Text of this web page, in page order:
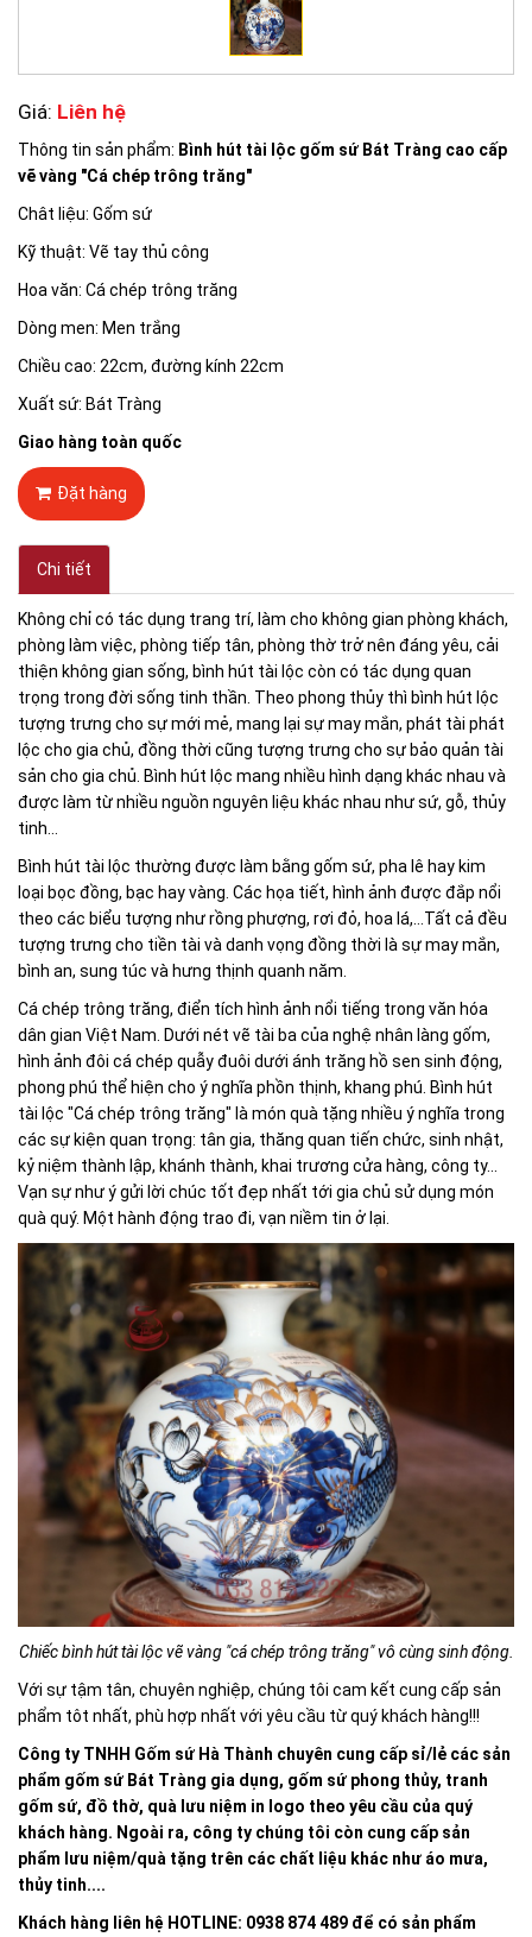
Giá: Liên hệ
Thông tin sản phẩm: Bình hút tài lộc gốm sứ Bát Tràng cao cấp
vẽ vàng "Cá chép trông trăng"
Chât liệu: Gốm sứ
Kỹ thuật: Vẽ tay thủ công
Hoa văn: Cá chép trông trăng
Dòng men: Men trắng
Chiều cao: 22cm, đường kính 22cm
Xuất sứ: Bát Tràng
Giao hàng toàn quốc
Đặt hàng
Chi tiết
Không chỉ có tác dụng trang trí, làm cho không gian phòng khách,
phòng làm việc, phòng tiếp tân, phòng thờ trở nên đáng yêu, cải
thiện không gian sống, bình hút tài lộc còn có tác dụng quan
trọng trong đời sống tinh thần. Theo phong thủy thì bình hút lộc
tượng trưng cho sự mới mẻ, mang lại sự may mắn, phát tài phát
lộc cho gia chủ, đồng thời cũng tượng trưng cho sự bảo quản tài
sản cho gia chủ. Bình hút lộc mang nhiều hình dạng khác nhau và
được làm từ nhiều nguồn nguyên liệu khác nhau như sứ, gỗ, thủy
tinh…
Bình hút tài lộc thường được làm bằng gốm sứ, pha lê hay kim
loại bọc đồng, bạc hay vàng. Các họa tiết, hình ảnh được đắp nổi
theo các biểu tượng như rồng phượng, rơi đỏ, hoa lá,…Tất cả đều
tượng trưng cho tiền tài và danh vọng đồng thời là sự may mắn,
bình an, sung túc và hưng thịnh quanh năm.
Cá chép trông trăng, điển tích hình ảnh nổi tiếng trong văn hóa
dân gian Việt Nam. Dưới nét vẽ tài ba của nghệ nhân làng gốm,
hình ảnh đôi cá chép quẫy đuôi dưới ánh trăng hồ sen sinh động,
phong phú thể hiện cho ý nghĩa phồn thịnh, khang phú. Bình hút
tài lộc "Cá chép trông trăng" là món quà tặng nhiều ý nghĩa trong
các sự kiện quan trọng: tân gia, thăng quan tiến chức, sinh nhật,
kỷ niệm thành lập, khánh thành, khai trương cửa hàng, công ty...
Vạn sự như ý gửi lời chúc tốt đẹp nhất tới gia chủ sử dụng món
quà quý. Một hành động trao đi, vạn niềm tin ở lại.
Chiếc bình hút tài lộc vẽ vàng "cá chép trông trăng" vô cùng sinh động.
Với sự tậm tân, chuyên nghiệp, chúng tôi cam kết cung cấp sản
phẩm tôt nhất, phù hợp nhất với yêu cầu từ quý khách hàng!!!
Công ty TNHH Gốm sứ Hà Thành chuyên cung cấp sỉ/lẻ các sản
phẩm gốm sứ Bát Tràng gia dụng, gốm sứ phong thủy, tranh
gốm sứ, đồ thờ, quà lưu niệm in logo theo yêu cầu của quý
khách hàng. Ngoài ra, công ty chúng tôi còn cung cấp sản
phẩm lưu niệm/quà tặng trên các chất liệu khác như áo mưa,
thủy tinh....
Khách hàng liên hệ HOTLINE: 0938 874 489 để có sản phẩm